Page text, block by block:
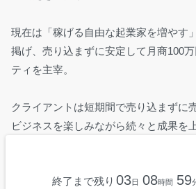
現在は「稼げる自由な起業家を増やす
掲げ、売り込まずに安定して月商100
ティを主宰。
クライアントは短期間で売り込まずに
ビジネスを楽しみながら続々と成果を
終了まで残り 03日 08時間 59